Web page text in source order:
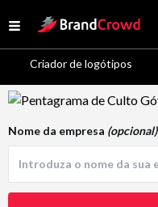
Open menu
Site Logo
Criador de logótipos
Logo Template Preview
Nome da empresa (opcional)